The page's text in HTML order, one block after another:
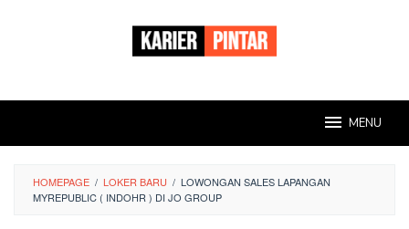
MENU
HOMEPAGE / LOKER BARU / LOWONGAN SALES LAPANGAN
MYREPUBLIC ( INDOHR ) DI JO GROUP